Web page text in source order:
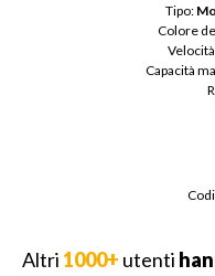
Tipo:
Colore
Capacità
Altri 1000+ utenti